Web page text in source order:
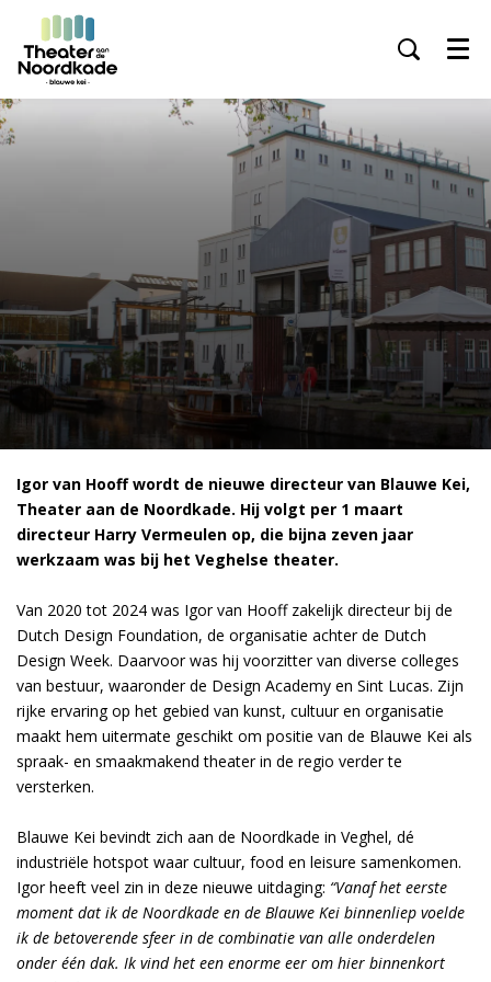
Menu
Igor van Hooff wordt de nieuwe directeur van Blauwe Kei,
Theater aan de Noordkade. Hij volgt per 1 maart
directeur Harry Vermeulen op, die bijna zeven jaar
werkzaam was bij het Veghelse theater.
Van 2020 tot 2024 was Igor van Hooff zakelijk directeur bij de
Dutch Design Foundation, de organisatie achter de Dutch
Design Week. Daarvoor was hij voorzitter van diverse colleges
van bestuur, waaronder de Design Academy en Sint Lucas. Zijn
rijke ervaring op het gebied van kunst, cultuur en organisatie
maakt hem uitermate geschikt om positie van de Blauwe Kei als
spraak- en smaakmakend theater in de regio verder te
versterken.
Blauwe Kei bevindt zich aan de Noordkade in Veghel, dé
industriële hotspot waar cultuur, food en leisure samenkomen.
Igor heeft veel zin in deze nieuwe uitdaging: “Vanaf het eerste
moment dat ik de Noordkade en de Blauwe Kei binnenliep voelde
ik de betoverende sfeer in de combinatie van alle onderdelen
onder één dak. Ik vind het een enorme eer om hier binnenkort
Inzoomen